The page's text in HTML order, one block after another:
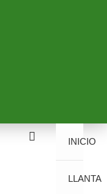
INICIO
LLANTA